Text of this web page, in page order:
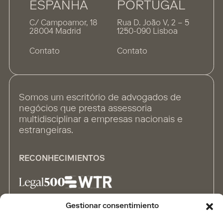
Gestionar consentimiento
ESPANHA
C/ Campoamor, 18
28004 Madrid
Contato
PORTUGAL
Rua D. João V, 2 – 5
1250-090 Lisboa
Contato
Somos um escritório de advogados de
negócios que presta assessoria
multidisciplinar a empresas nacionais e
estrangeiras.
RECONHECIMIENTOS